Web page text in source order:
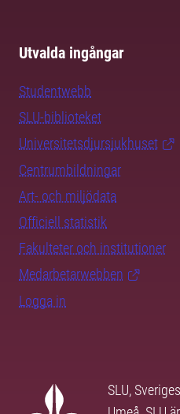
Utvalda ingångar
Studentwebb
SLU-biblioteket
Universitetsdjursjukhuset
Centrumbildningar
Art- och miljödata
Officiell statistik
Fakulteter och institutioner
Medarbetarwebben
Logga in
SLU,